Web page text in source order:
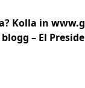
Kolla in
– El